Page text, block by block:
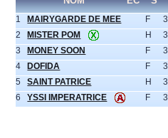
1 MAIRYGARDE DE MEE F 3
2
MISTER POM H 3
3
MONEY SOON F 3
4
DOFIDA F 3
5
SAINT PATRICE H 3
6
YSSI IMPERATRICE F 3